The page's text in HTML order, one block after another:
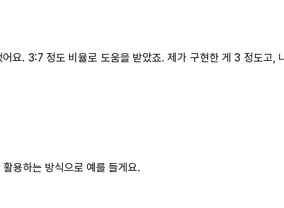
요. 3:7 정도 비율로 도움을 받았죠. 제가 구현한 게 3 정도고
용하는 방식으로 예를 들게요.